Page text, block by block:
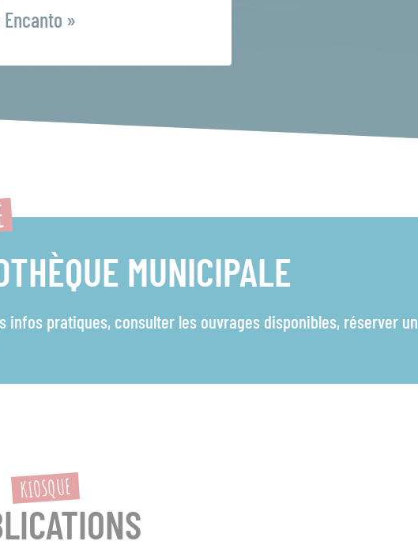
»
MUNICIPALE
infos pratiques, consulter les ouvrages disponibles, réserver un
KIOSQUE